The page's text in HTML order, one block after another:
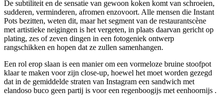
De subtiliteit en de sensatie van gewoon koken komt van schroeien,
sudderen, verminderen, afromen enzovoort. Alle mensen die Instant
Pots bezitten, weten dit, maar het segment van de restaurantscène
met artistieke neigingen is het vergeten, in plaats daarvan gericht op
plating, zes of zeven dingen in een fotogeniek ontwerp
rangschikken en hopen dat ze zullen samenhangen.
Een rol erop slaan is een manier om een ​​vormeloze bruine stoofpot
klaar te maken voor zijn close-up, hoewel het moet worden gezegd
dat in de gemiddelde straten van Instagram een ​​sandwich met
elandoso buco geen partij is voor een regenboogijs met eenhoornijs .